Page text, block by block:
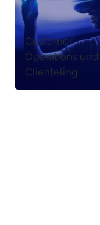
Customer
Operations und
Clienteling